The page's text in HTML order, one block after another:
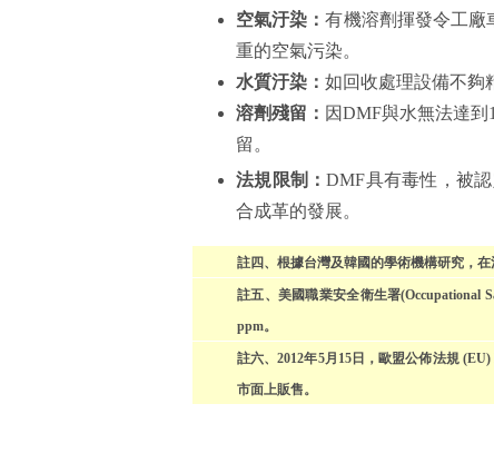
空氣汙染：有機溶劑揮發令工廠
重的空氣污染。
水質汙染： 如回收處理設備不夠
溶劑殘留： 因DMF與水無法達
留。
法規限制：DMF具有毒性，被
合成革的發展。
註四、根據台灣及韓國的學術機構研究，
註五、美國職業安全衛生署(Occupational
ppm。
註六、2012年5月15日，歐盟公佈法規
市面上販售。